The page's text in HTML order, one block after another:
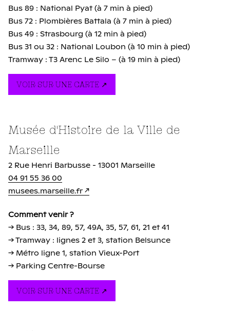
Bus 89 : National Pyat (à 7 min à pied)
Bus 72 : Plombières Battala (à 7 min à pied)
Bus 49 : Strasbourg (à 12 min à pied)
Bus 31 ou 32 : National Loubon (à 10 min à pied)
Tramway : T3 Arenc Le Silo – (à 19 min à pied)
VOIR SUR UNE CARTE
Musée d'Histoire de la Ville de
Marseille
2 Rue Henri Barbusse - 13001 Marseille
04 91 55 36 00
musees.marseille.fr
Comment venir ?
→ Bus : 33, 34, 89, 57, 49A, 35, 57, 61, 21 et 41
→ Tramway : lignes 2 et 3, station Belsunce
→ Métro ligne 1, station Vieux-Port
→ Parking Centre-Bourse
VOIR SUR UNE CARTE